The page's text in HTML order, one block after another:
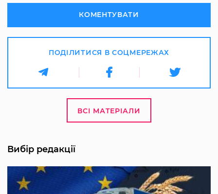
КОМЕНТУВАТИ
ПОДІЛИТИСЯ В СОЦМЕРЕЖАХ
ВСІ МАТЕРІАЛИ
Вибір редакції